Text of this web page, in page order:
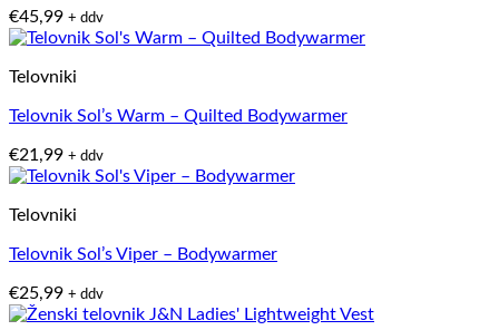
€45,99 + ddv
Telovniki
Telovnik Sol’s Warm – Quilted Bodywarmer
€21,99 + ddv
Telovniki
Telovnik Sol’s Viper – Bodywarmer
€25,99 + ddv